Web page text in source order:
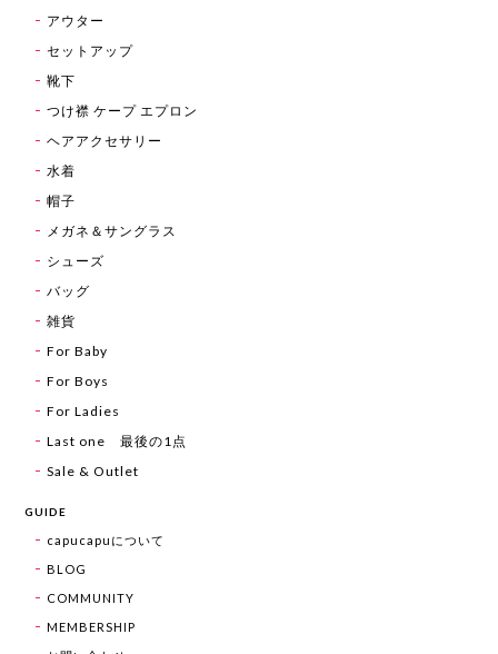
アウター
セットアップ
靴下
つけ襟 ケープ エプロン
ヘアアクセサリー
水着
帽子
メガネ＆サングラス
シューズ
バッグ
雑貨
For Baby
For Boys
For Ladies
Last one 最後の1点
Sale & Outlet
GUIDE
capucapuについて
BLOG
COMMUNITY
MEMBERSHIP